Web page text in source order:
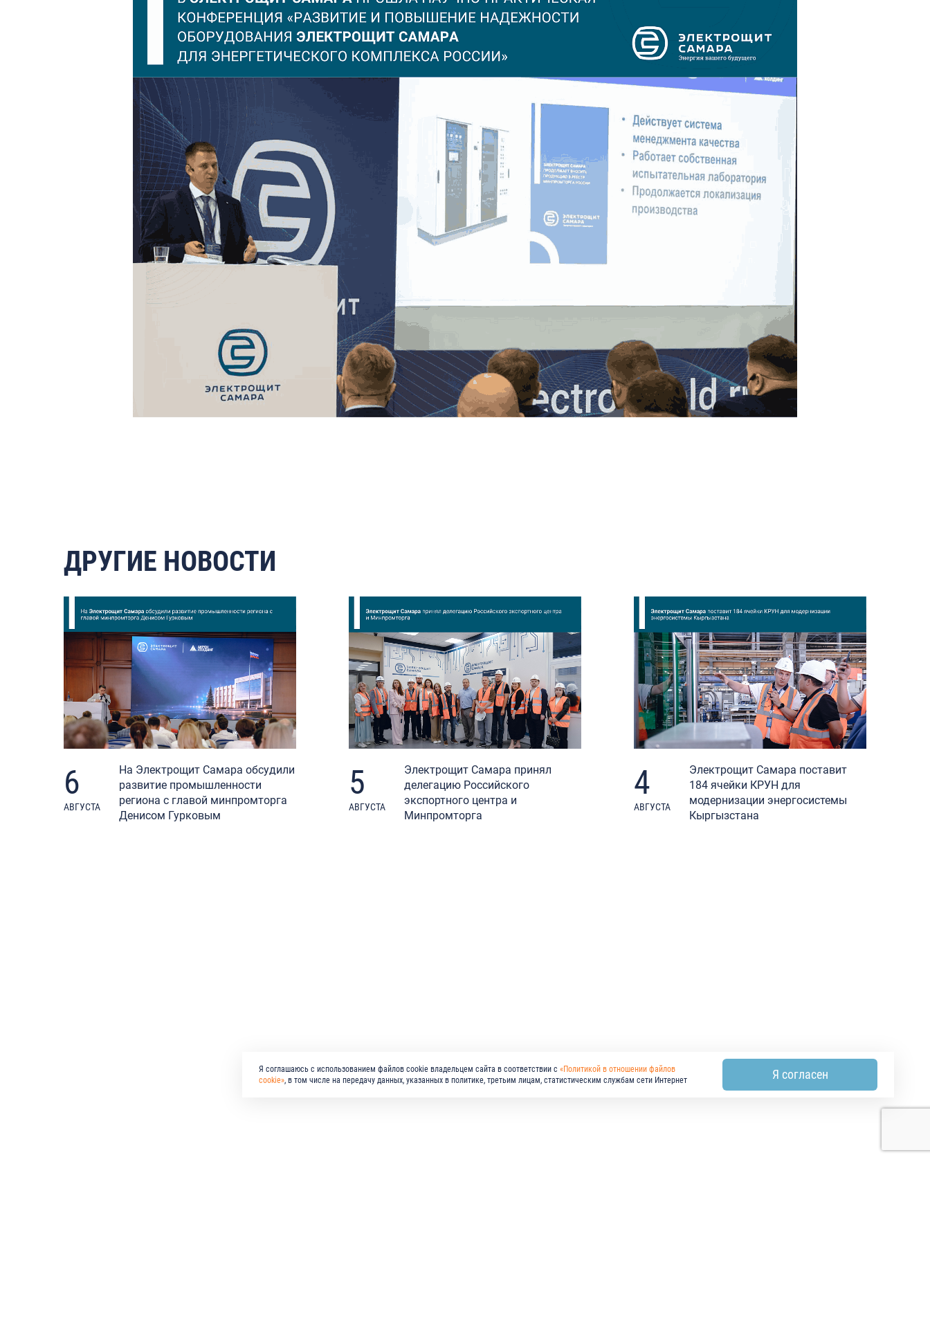
ДРУГИЕ НОВОСТИ
6
АВГУСТА
На Электрощит Самара обсудили
развитие промышленности
региона с главой минпромторга
Денисом Гурковым
5
АВГУСТА
Электрощит Самара принял
делегацию Российского
экспортного центра и
Минпромторга
4
АВГУСТА
Электрощит Самара поставит
184 ячейки КРУН для
модернизации энергосистемы
Кыргызстана
Я соглашаюсь с использованием файлов cookie владельцем сайта в соответствии с «Политикой в отношении файлов
cookie», в том числе на передачу данных, указанных в политике, третьим лицам, статистическим службам сети Интернет Я согласен